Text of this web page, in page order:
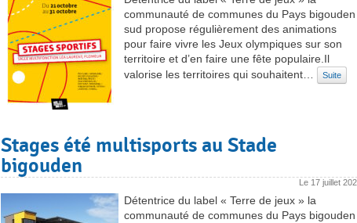
communauté de communes du Pays bigouden
sud propose régulièrement des animations
pour faire vivre les Jeux olympiques sur son
territoire et d’en faire une fête populaire.Il
valorise les territoires qui souhaitent…
Suite
Stages été multisports au Stade
bigouden
Le 17 juillet
Détentrice du label « Terre de jeux » la
communauté de communes du Pays bigouden